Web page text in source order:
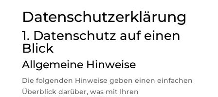
Datenschutz­erklärung
1. Datenschutz auf einen
Blick
Allgemeine Hinweise
Die folgenden Hinweise geben einen einfachen
Überblick darüber, was mit Ihren